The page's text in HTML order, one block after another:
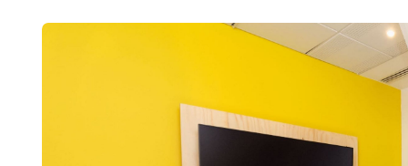
Eventos
Un vasto
privatizar